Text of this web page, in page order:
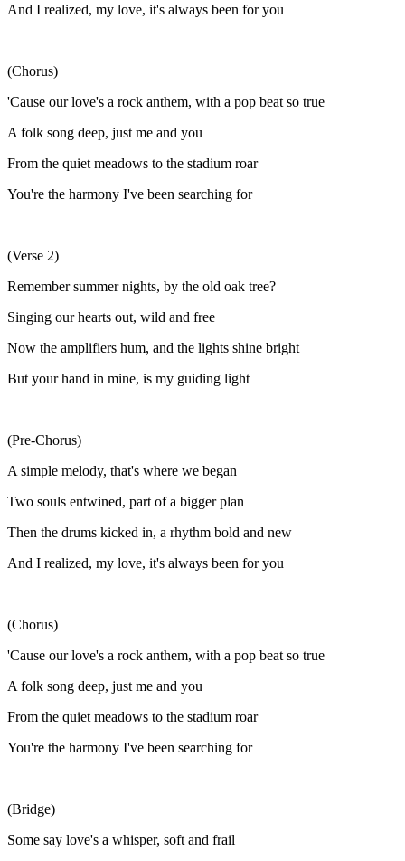
And I realized, my love, it's always been for you
(Chorus)
'Cause our love's a rock anthem, with a pop beat so true
A folk song deep, just me and you
From the quiet meadows to the stadium roar
You're the harmony I've been searching for
(Verse 2)
Remember summer nights, by the old oak tree?
Singing our hearts out, wild and free
Now the amplifiers hum, and the lights shine bright
But your hand in mine, is my guiding light
(Pre-Chorus)
A simple melody, that's where we began
Two souls entwined, part of a bigger plan
Then the drums kicked in, a rhythm bold and new
And I realized, my love, it's always been for you
(Chorus)
'Cause our love's a rock anthem, with a pop beat so true
A folk song deep, just me and you
From the quiet meadows to the stadium roar
You're the harmony I've been searching for
(Bridge)
Some say love's a whisper, soft and frail